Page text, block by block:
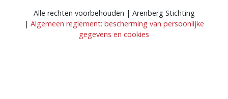
Alle rechten voorbehouden | Arenberg Stichting
| Algemeen reglement: bescherming van persoonlijke
gegevens en cookies